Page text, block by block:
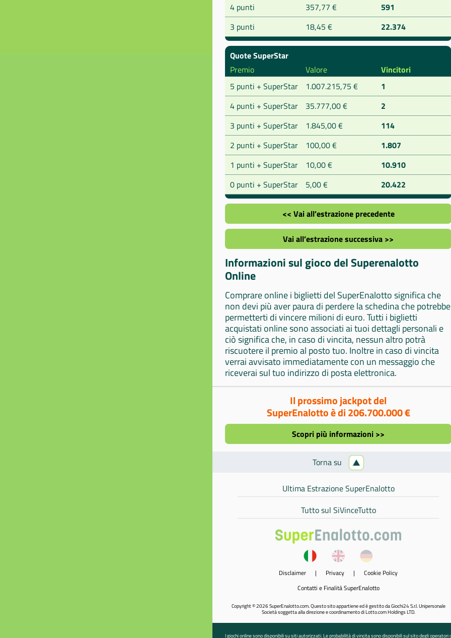
4 punti
357,77 €
591
3 punti
18,45 € 22.374
Quote SuperStar
Premio
Valore
Vincitori
5 punti + SuperStar
1.007.215,75 €
1
4 punti + SuperStar
35.777,00 €
2
3 punti + SuperStar
1.845,00 €
114
2 punti + SuperStar
100,00 €
1.807
1 punti + SuperStar
10,00 €
10.910
0 punti + SuperStar
5,00 € 20.422
<< Vai all’estrazione precedente
Vai all’estrazione successiva >>
Informazioni sul gioco del Superenalotto
Online
Comprare online i biglietti del SuperEnalotto significa che
non devi più aver paura di perdere la schedina che potrebbe
permetterti di vincere milioni di euro. Tutti i biglietti
acquistati online sono associati ai tuoi dettagli personali e
ciò significa che, in caso di vincita, nessun altro potrà
riscuotere il premio al posto tuo. Inoltre in caso di vincita
verrai avvisato immediatamente con un messaggio che
riceverai sul tuo indirizzo di posta elettronica.
Il prossimo jackpot del
SuperEnalotto è di 206.700.000 €
Scopri più informazioni >>
Torna su
Ultima Estrazione SuperEnalotto
Tutto sul SiVinceTutto
Disclaimer | Privacy | Cookie Policy
Contatti e Finalità SuperEnalotto
Copyright © 2026 SuperEnalotto.com. Questo sito appartiene ed è gestito da Giochi24 S.r.l. Unipersonale
Società soggetta alla direzione e coordinamento di Lotto.com Holdings LTD.
I giochi online sono disponibili su siti autorizzati. Le probabilità di vincita sono disponibili sul sito degli operatori